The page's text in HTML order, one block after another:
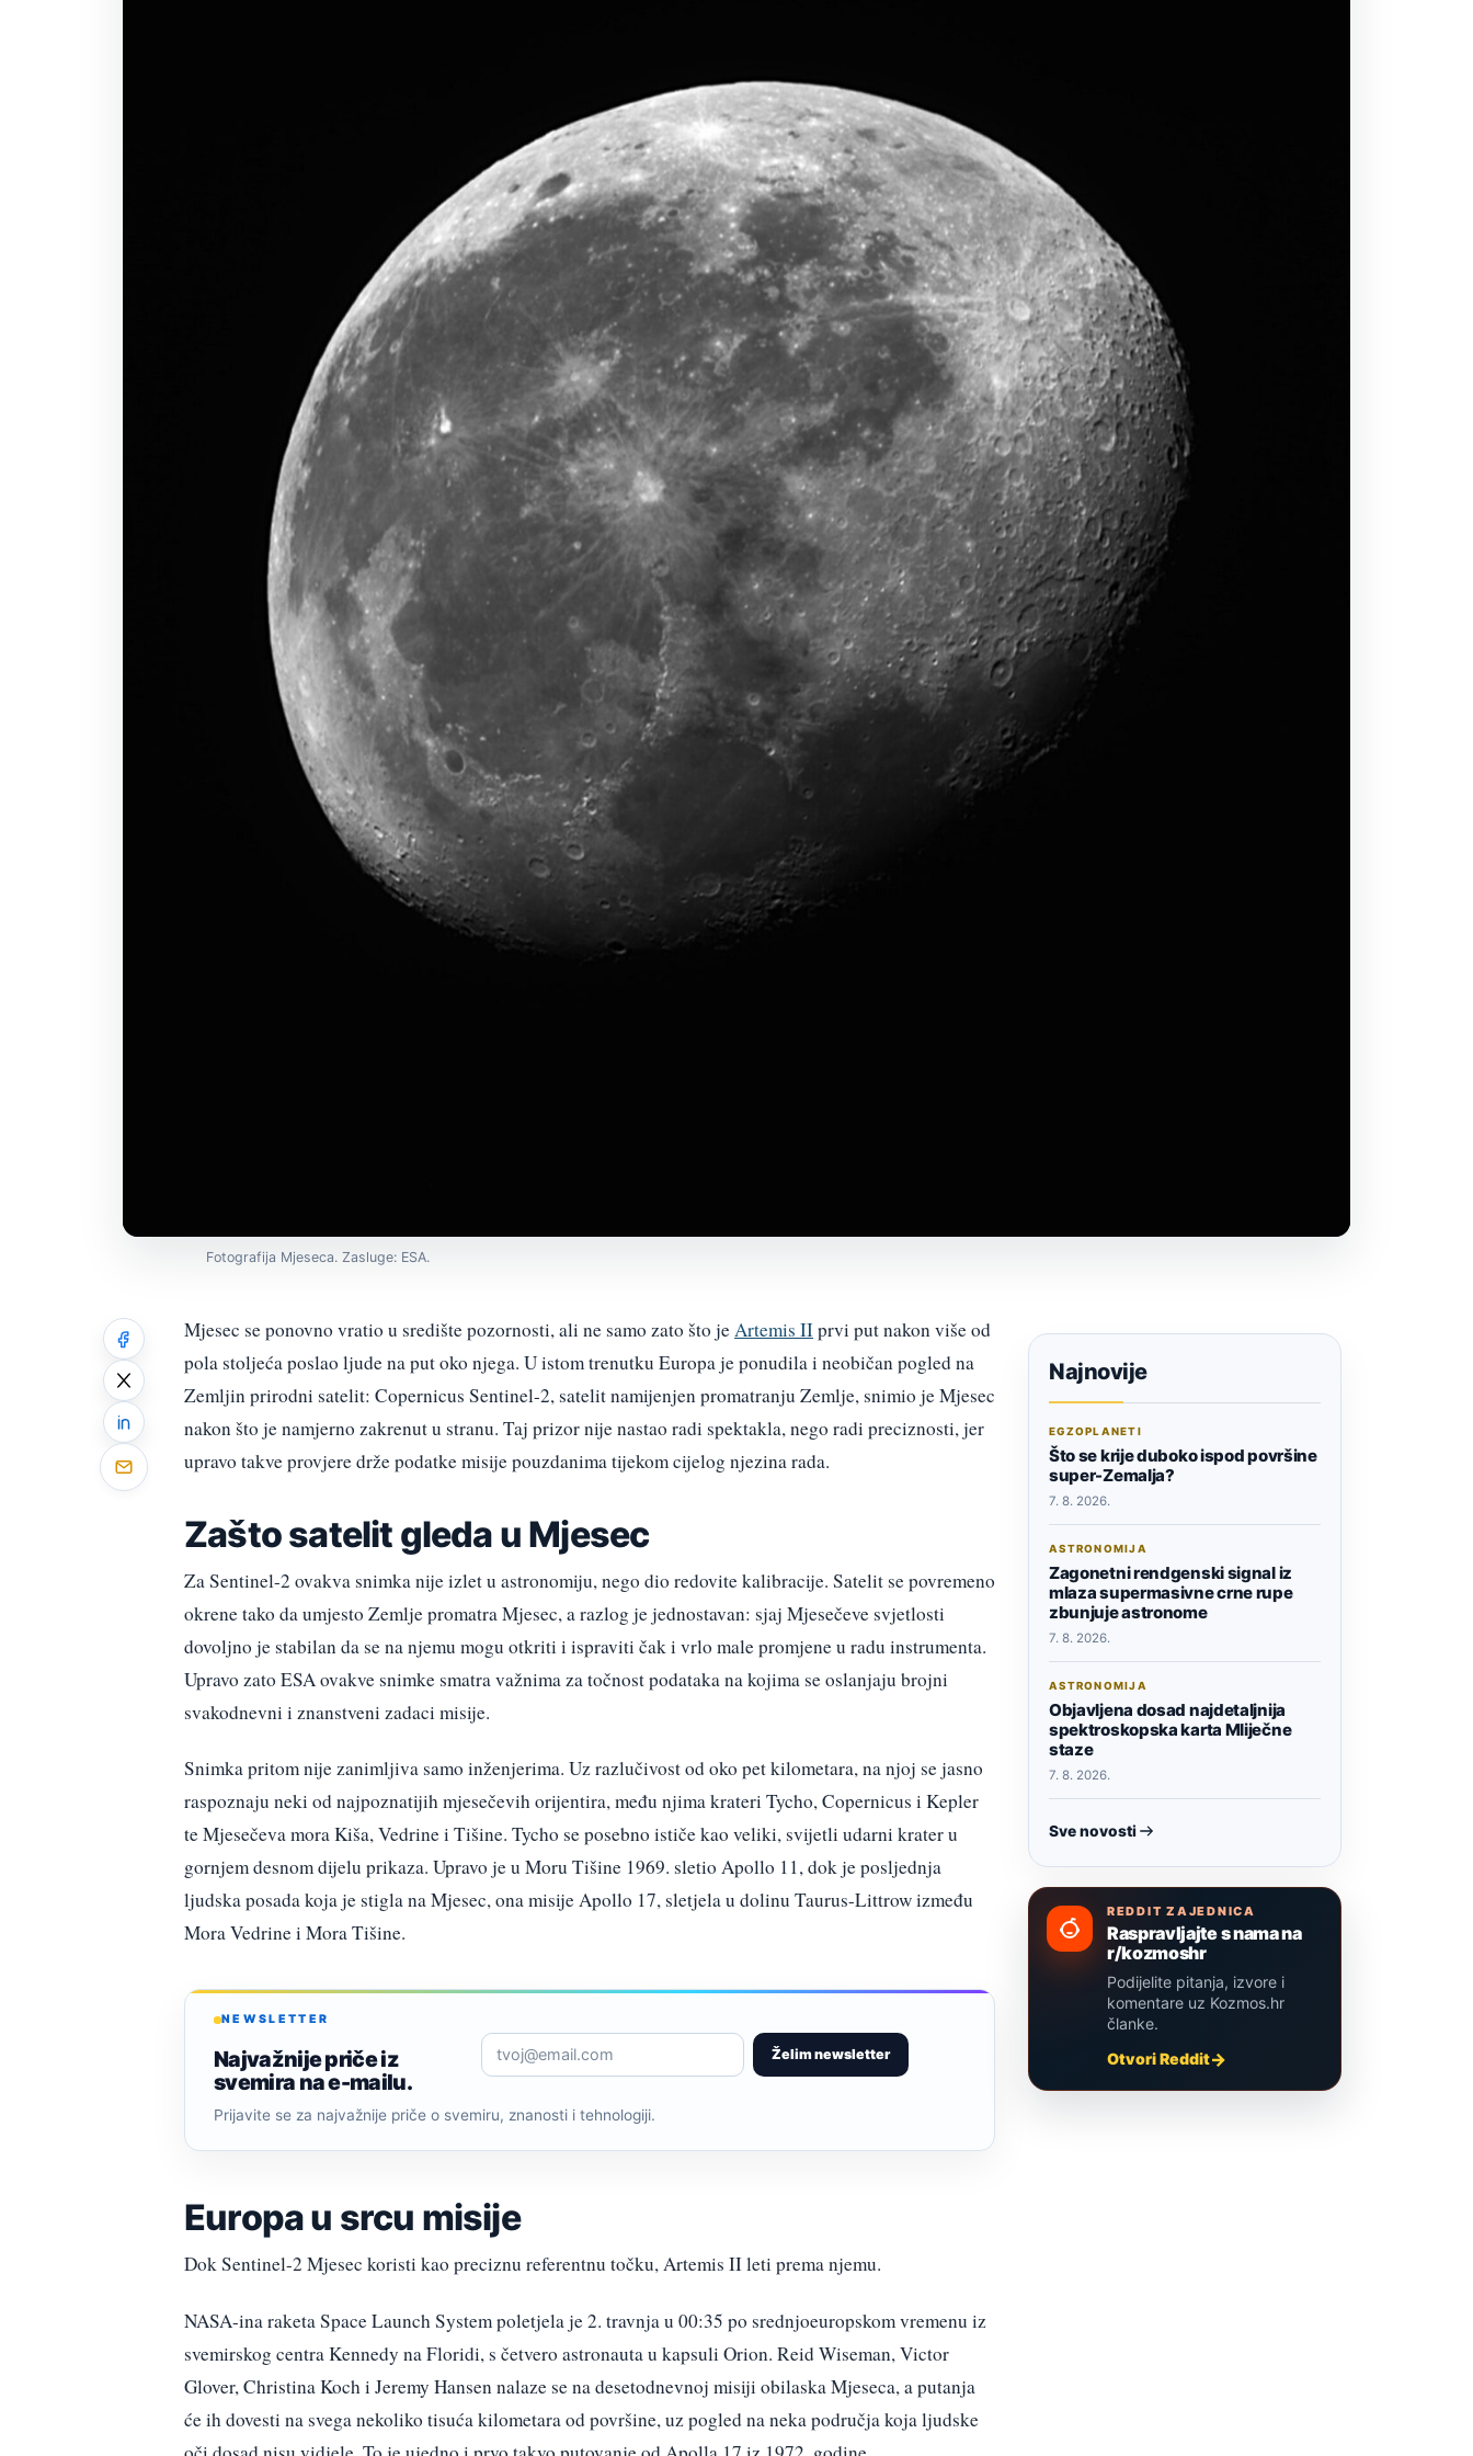
Fotografija Mjeseca. Zasluge: ESA.
Mjesec se ponovno vratio u središte pozornosti, ali ne samo zato što jeArtemis IIprvi put nakon više od
pola stoljeća poslao ljude na put oko njega. U istom trenutku Europa je ponudila i neobičan pogled na
Zemljin prirodni satelit: Copernicus Sentinel-2, satelit namijenjen promatranju Zemlje, snimio je Mjesec
nakon što je namjerno zakrenut u stranu. Taj prizor nije nastao radi spektakla, nego radi preciznosti, jer
upravo takve provjere drže podatke misije pouzdanima tijekom cijelog njezina rada.
Zašto satelit gleda u Mjesec
Za Sentinel-2 ovakva snimka nije izlet u astronomiju, nego dio redovite kalibracije. Satelit se povremeno
okrene tako da umjesto Zemlje promatra Mjesec, a razlog je jednostavan: sjaj Mjesečeve svjetlosti
dovoljno je stabilan da se na njemu mogu otkriti i ispraviti čak i vrlo male promjene u radu instrumenta.
Upravo zato ESA ovakve snimke smatra važnima za točnost podataka na kojima se oslanjaju brojni
svakodnevni i znanstveni zadaci misije.
Snimka pritom nije zanimljiva samo inženjerima. Uz razlučivost od oko pet kilometara, na njoj se jasno
raspoznaju neki od najpoznatijih mjesečevih orijentira, među njima krateri Tycho, Copernicus i Kepler
te Mjesečeva mora Kiša, Vedrine i Tišine. Tycho se posebno ističe kao veliki, svijetli udarni krater u
gornjem desnom dijelu prikaza. Upravo je u Moru Tišine 1969. sletio Apollo 11, dok je posljednja
ljudska posada koja je stigla na Mjesec, ona misije Apollo 17, sletjela u dolinu Taurus-Littrow između
Mora Vedrine i Mora Tišine.
NEWSLETTER
Najvažnije priče iz
svemira na e-mailu.
Želim newsletter
Prijavite se za najvažnije priče o svemiru, znanosti i tehnologiji.
Europa u srcu misije
Dok Sentinel-2 Mjesec koristi kao preciznu referentnu točku, Artemis II leti prema njemu.
NASA-ina raketa Space Launch System poletjela je 2. travnja u 00:35 po srednjoeuropskom vremenu iz
svemirskog centra Kennedy na Floridi, s četvero astronauta u kapsuli Orion. Reid Wiseman, Victor
Glover, Christina Koch i Jeremy Hansen nalaze se na desetodnevnoj misiji obilaska Mjeseca, a putanja
će ih dovesti na svega nekoliko tisuća kilometara od površine, uz pogled na neka područja koja ljudske
Najnovije
EGZOPLANETI
Što se krije duboko ispod površine
super-Zemalja?
7. 8. 2026.
ASTRONOMIJA
Zagonetni rendgenski signal iz
mlaza supermasivne crne rupe
zbunjuje astronome
7. 8. 2026.
ASTRONOMIJA
Objavljena dosad najdetaljnija
spektroskopska karta Mliječne
staze
7. 8. 2026.
Sve novosti
REDDIT ZAJEDNICA
Raspravljajte s nama na
r/kozmoshr
Podijelite pitanja, izvore i
komentare uz Kozmos.hr
članke.
Otvori Reddit